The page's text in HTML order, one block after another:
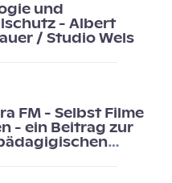
und
- Albert
/ Studio Wels
FM - Selbst Filme
- ein Beitrag zur